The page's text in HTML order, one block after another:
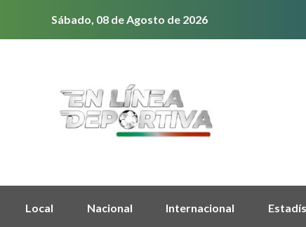
Sábado, 08 de Agosto de 2026
Local Nacional Internacional